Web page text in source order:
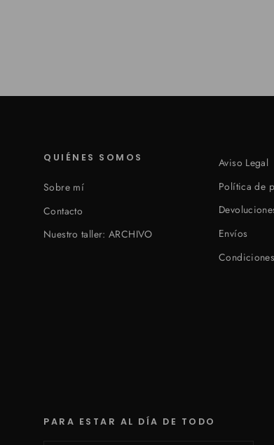
QUIÉNES SOMOS
Sobre mí
Contacto
Nuestro taller: ARCHIVO
Aviso Legal
Política de
Envíos
PARA ESTAR AL DÍA DE TODO